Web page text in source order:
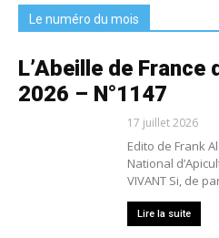
Le numéro du mois
L’Abeille de
2026 – N°1147
17 juillet 2026
Edito de Frank
National
VIVANT Si, de
Lire la suite